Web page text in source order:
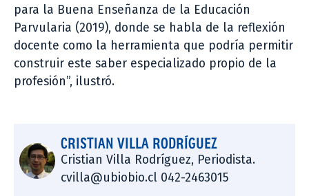
para la Buena Enseñanza de la Educación
Parvularia (2019), donde se habla de la reflexión
docente como la herramienta que podría permitir
construir este saber especializado propio de la
profesión”, ilustró.
CRISTIAN VILLA RODRÍGUEZ
Cristian Villa Rodríguez, Periodista.
cvilla@ubiobio.cl 042-2463015